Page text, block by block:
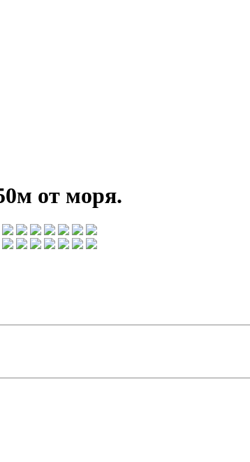
от моря.